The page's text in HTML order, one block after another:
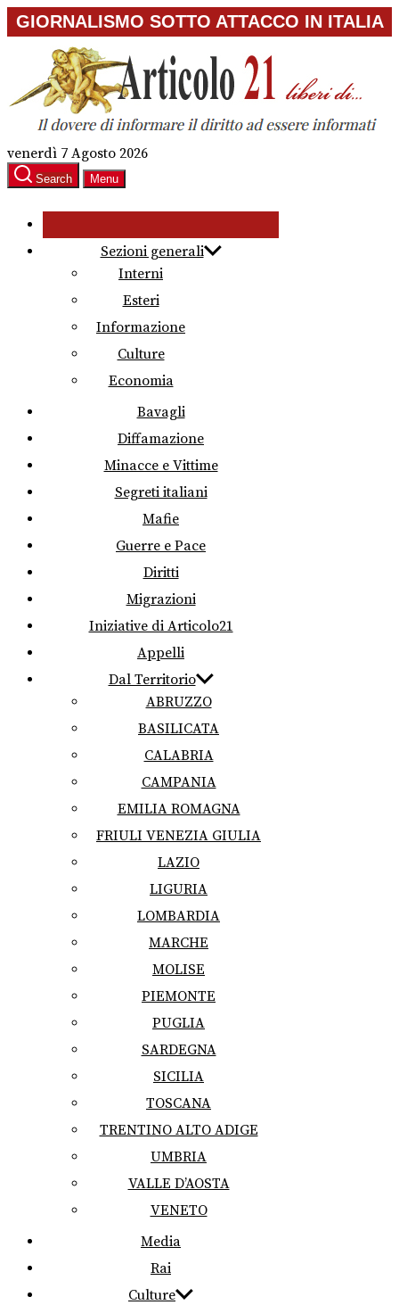
Skip
to
content
GIORNALISMO SOTTO ATTACCO IN ITALIA
venerdì 7 Agosto 2026
Search Menu
Sezioni generali
Interni
Esteri
Informazione
Culture
Economia
Bavagli
Diffamazione
Minacce e Vittime
Segreti italiani
Mafie
Guerre e Pace
Diritti
Migrazioni
Iniziative di Articolo21
Appelli
Dal Territorio
ABRUZZO
BASILICATA
CALABRIA
CAMPANIA
EMILIA ROMAGNA
FRIULI VENEZIA GIULIA
LAZIO
LIGURIA
LOMBARDIA
MARCHE
MOLISE
PIEMONTE
PUGLIA
SARDEGNA
SICILIA
TOSCANA
TRENTINO ALTO ADIGE
UMBRIA
VALLE D’AOSTA
VENETO
Media
Rai
Culture